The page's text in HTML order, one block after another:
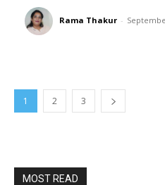
Rama Thakur -
1 2 3
MOST READ